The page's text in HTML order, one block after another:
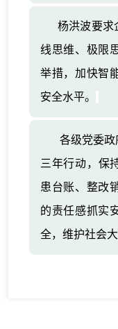
杨洪波要求
线思维、极限
举措，加快智
安全水平。
各级党委政
三年行动，保
患台账、整改
的责任感抓实
全，维护社会大